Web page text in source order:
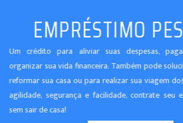
EMPRÉSTIMO
Um crédito para aliviar suas despesas,
organizar sua vida financeira. Também pode
reformar sua casa ou para realizar sua viagem
agilidade, segurança e facilidade, contrate seu
sem sair de casa!